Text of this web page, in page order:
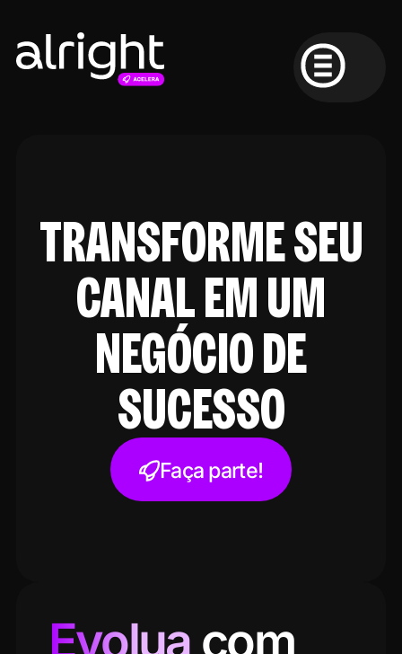
TRANSFORME SEU
CANAL EM UM
NEGÓCIO DE
SUCESSO
Faça parte!
Evolua com